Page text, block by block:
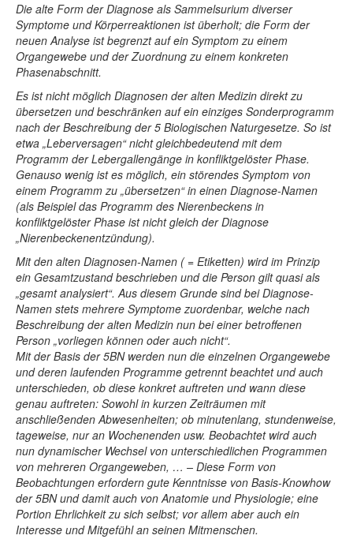
Die alte Form der Diagnose als Sammelsurium diverser
Symptome und Körperreaktionen ist überholt; die Form der
neuen Analyse ist begrenzt auf ein Symptom zu einem
Organgewebe und der Zuordnung zu einem konkreten
Phasenabschnitt.
Es ist nicht möglich Diagnosen der alten Medizin direkt zu
übersetzen und beschränken auf ein einziges Sonderprogramm
nach der Beschreibung der 5 Biologischen Naturgesetze. So ist
etwa „Leberversagen“ nicht gleichbedeutend mit dem
Programm der Lebergallengänge in konfliktgelöster Phase.
Genauso wenig ist es möglich, ein störendes Symptom von
einem Programm zu „übersetzen“ in einen Diagnose-Namen
(als Beispiel das Programm des Nierenbeckens in
konfliktgelöster Phase ist nicht gleich der Diagnose
„Nierenbeckenentzündung).
Mit den alten Diagnosen-Namen ( = Etiketten) wird im Prinzip
ein Gesamtzustand beschrieben und die Person gilt quasi als
„gesamt analysiert“. Aus diesem Grunde sind bei Diagnose-
Namen stets mehrere Symptome zuordenbar, welche nach
Beschreibung der alten Medizin nun bei einer betroffenen
Person „vorliegen können oder auch nicht“.
Mit der Basis der 5BN werden nun die einzelnen Organgewebe
und deren laufenden Programme getrennt beachtet und auch
unterschieden, ob diese konkret auftreten und wann diese
genau auftreten: Sowohl in kurzen Zeiträumen mit
anschließenden Abwesenheiten; ob minutenlang, stundenweise,
tageweise, nur an Wochenenden usw. Beobachtet wird auch
nun dynamischer Wechsel von unterschiedlichen Programmen
von mehreren Organgeweben, … – Diese Form von
Beobachtungen erfordern gute Kenntnisse von Basis-Knowhow
der 5BN und damit auch von Anatomie und Physiologie; eine
Portion Ehrlichkeit zu sich selbst; vor allem aber auch ein
Interesse und Mitgefühl an seinen Mitmenschen.